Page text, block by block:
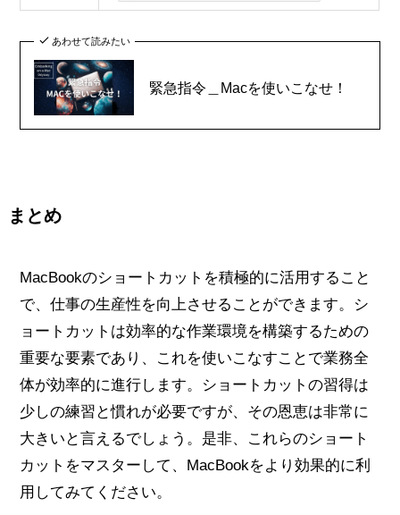
あわせて読みたい
緊急指令＿Macを使いこなせ！
まとめ
MacBookのショートカットを積極的に活用すること
で、仕事の生産性を向上させることができます。シ
ョートカットは効率的な作業環境を構築するための
重要な要素であり、これを使いこなすことで業務全
体が効率的に進行します。ショートカットの習得は
少しの練習と慣れが必要ですが、その恩恵は非常に
大きいと言えるでしょう。是非、これらのショート
カットをマスターして、MacBookをより効果的に利
用してみてください。